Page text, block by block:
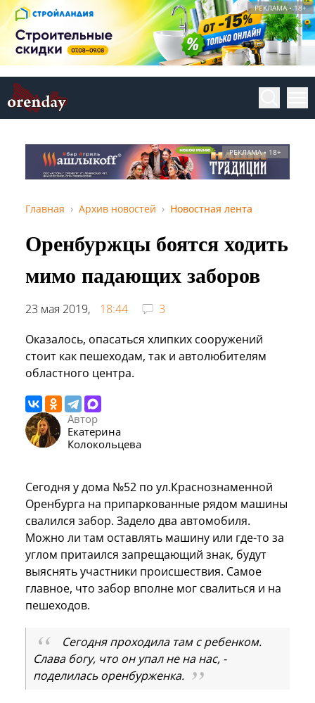
РЕКЛАМА • 18+
РЕКЛАМА • 18+
Главная Архив новостей Новостная лента
Оренбуржцы боятся ходить
мимо падающих заборов
23 мая 2019, 18:44
3
Оказалось, опасаться хлипких сооружений
стоит как пешеходам, так и автолюбителям
областного центра.
Автор
Екатерина
Колокольцева
Сегодня у дома №52 по ул.Краснознаменной
Оренбурга на припаркованные рядом машины
свалился забор. Задело два автомобиля.
Можно ли там оставлять машину или где-то за
углом притаился запрещающий знак, будут
выяснять участники происшествия. Самое
главное, что забор вполне мог свалиться и на
пешеходов.
Сегодня проходила там с ребенком.
Слава богу, что он упал не на нас, -
поделилась оренбурженка.